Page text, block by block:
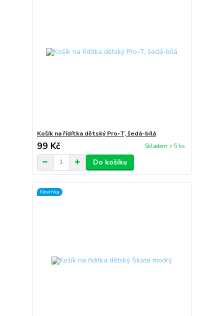
Košík na řídítka dětský Pro-T, šedá-bílá
99 Kč Skladem > 5 ks
Do košíku
Novinka